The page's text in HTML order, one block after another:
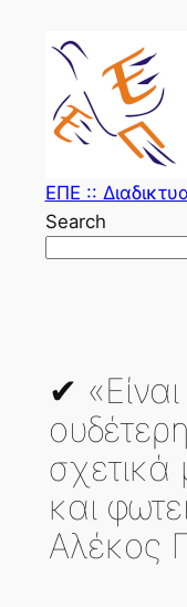
content
ΕΠΕ ::
Search
✔
σχετικά
και
Αλέκος